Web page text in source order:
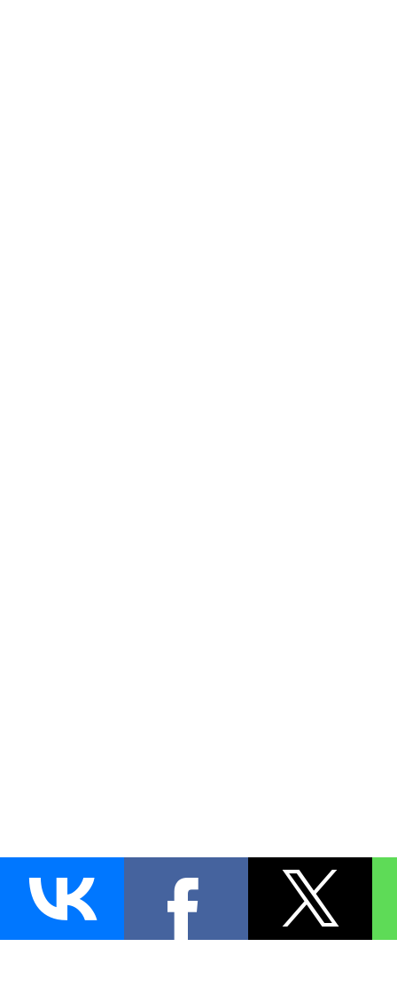
AUTO BLOKIRATOR
+7 (495) 255-04-60 ПОИСК ЗАМКА УСТАНОВКА